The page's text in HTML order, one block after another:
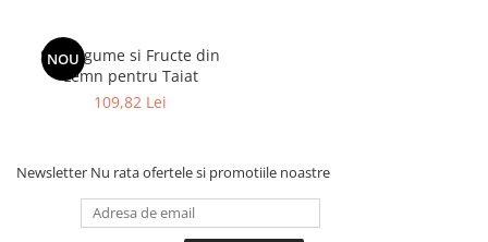
NOU
Set Legume si Fructe din
Lemn pentru Taiat
109,82 Lei
Newsletter Nu rata ofertele si promotiile noastre